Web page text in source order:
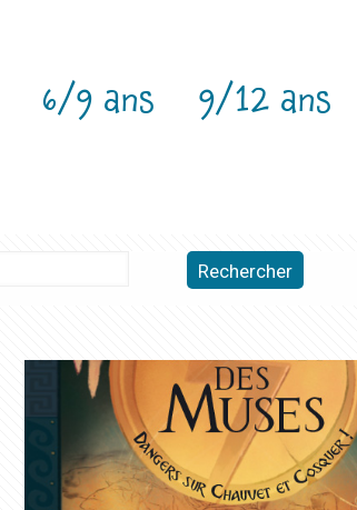
6/9 ans 9/12 ans
Rechercher